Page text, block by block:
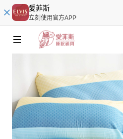
愛菲斯
立刻使用官方APP